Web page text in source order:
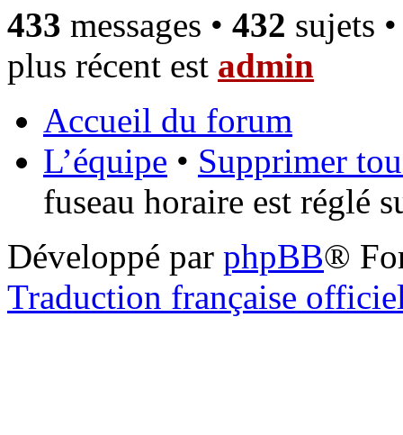
433 messages • 432 sujets
plus récent est admin
Accueil du forum
L’équipe • Supprimer
fuseau horaire est réglé
Développé par phpBB®
Traduction française